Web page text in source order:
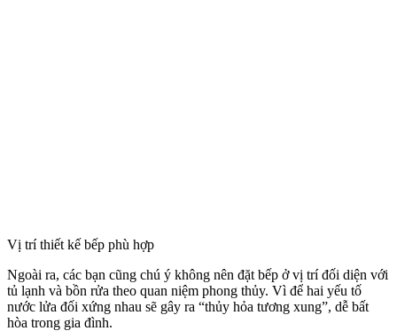
Vị trí thiết kế bếp phù hợp
Ngoài ra, các bạn cũng chú ý không nên đặt bếp ở vị trí đối diện với
tủ lạnh và bồn rửa theo quan niệm phong thủy. Vì để hai yếu tố
nước lửa đối xứng nhau sẽ gây ra “thủy hỏa tương xung”, dễ bất
hòa trong gia đình.